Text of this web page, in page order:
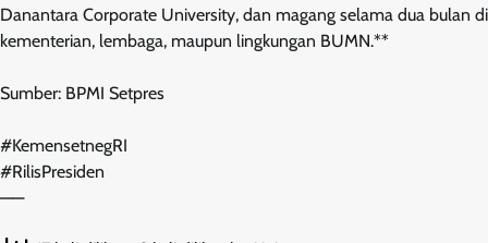
Danantara Corporate University, dan magang selama dua bulan di
kementerian, lembaga, maupun lingkungan BUMN.**
Sumber: BPMI Setpres
#KemensetnegRI
#RilisPresiden
——